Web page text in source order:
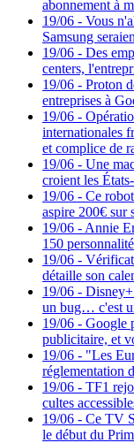
abonnement à
19/06 - Vous
Samsung
19/06 - Des
centers,
19/06 - Proton
entreprises à
19/06 -
internationales
et complice de
19/06 - Une
croient les
19/06 - Ce
aspire 200€ sur
19/06 - Annie
150
19/06 -
détaille son
19/06 -
un bug… c'est
19/06 - Google
publicitaire, et
19/06 - "Les
réglementation
19/06 - TF1
cultes
19/06 - Ce TV
le début du